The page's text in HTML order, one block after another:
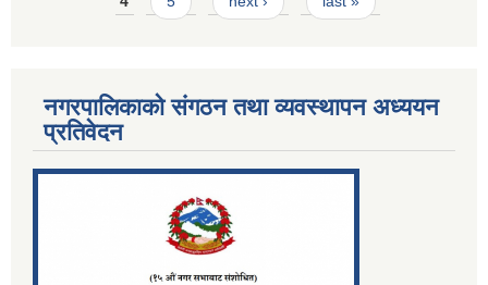
नगरपालिकाको संगठन तथा व्यवस्थापन अध्ययन
प्रतिवेदन